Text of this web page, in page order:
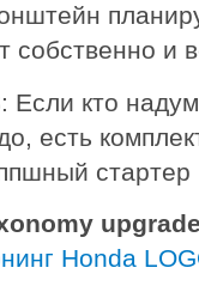
собственно и
Если кто
есть
стартер
Honda